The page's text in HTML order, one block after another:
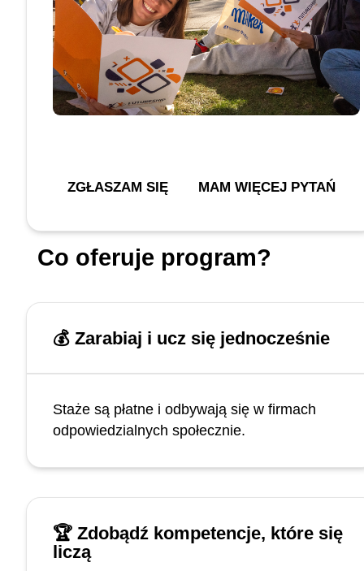
ZGŁASZAM SIĘ MAM WIĘCEJ PYTAŃ
Co oferuje program?
💰 Zarabiaj i ucz się jednocześnie
Staże są płatne i odbywają się w firmach
odpowiedzialnych społecznie.
🏆 Zdobądź kompetencje, które się
liczą